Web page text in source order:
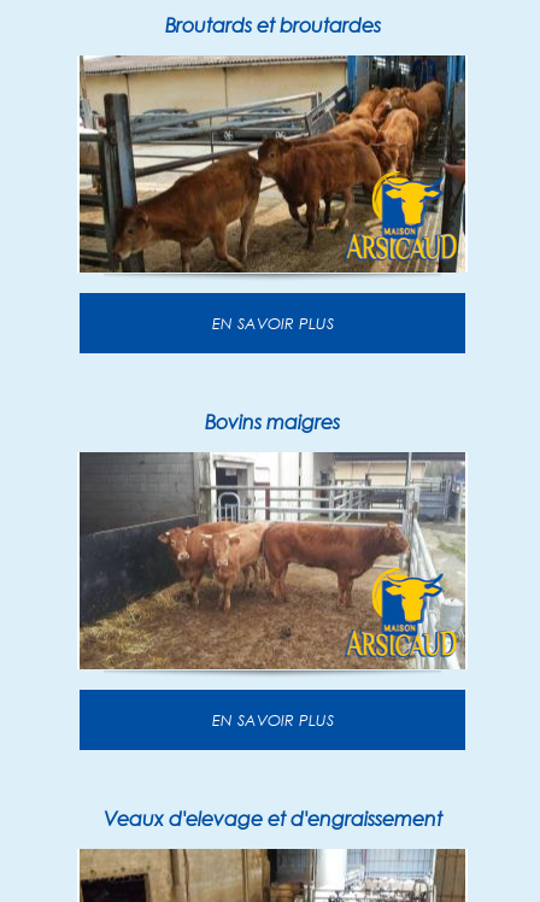
Broutards et broutardes
EN SAVOIR PLUS
Bovins maigres
EN SAVOIR PLUS
Veaux d'elevage et d'engraissement